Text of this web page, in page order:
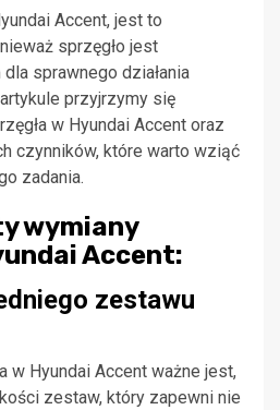
Accent, jest to
sprzęgło jest
sprawnego działania
przyjrzymy się
w Hyundai Accent oraz
czynników, które warto wziąć
zadania.
wymiany
Accent:
zestawu
w Hyundai Accent ważne jest,
zestaw, który zapewni nie